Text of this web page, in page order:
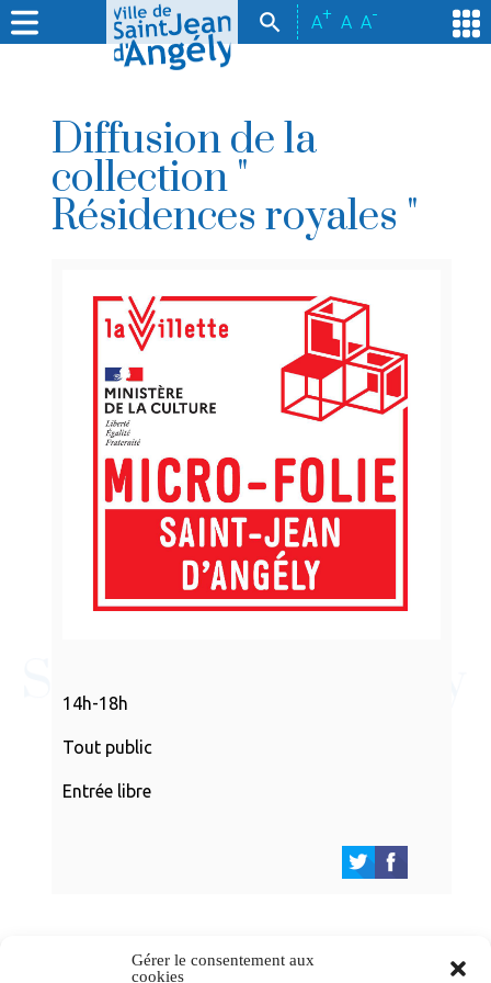
Gérer le consentement aux
cookies
A+ A A-
Diffusion de la
collection "
Résidences royales "
14h-18h
Tout public
Entrée libre